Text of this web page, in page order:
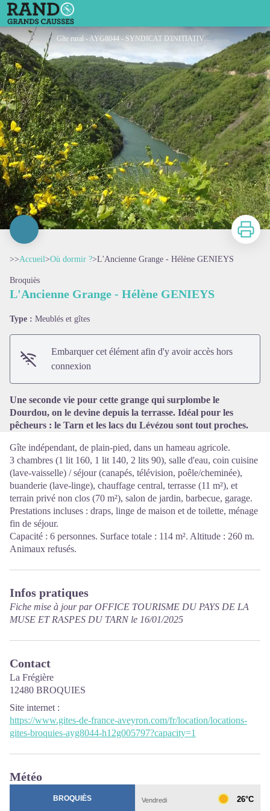
L'Ancienne Grange - Hélène GENIEYS
Gîte rural - AYG8044 - SYNDICAT D'INITIATIVE DES RASPES DU TARN
Voir l'image en plein écran
Imprimer
>>Accueil>Où dormir ?>L'Ancienne Grange - Hélène GENIEYS
Broquiès
L'Ancienne Grange - Hélène GENIEYS
Type : Meublés et gîtes
Embarquer cet élément afin d'y avoir accès hors
connexion
Une seconde vie pour cette grange qui surplombe le
Dourdou, on le devine depuis la terrasse. Idéal pour les
pêcheurs : le Tarn et les lacs du Lévézou sont tout proches.
Gîte indépendant, de plain-pied, dans un hameau agricole.
3 chambres (1 lit 160, 1 lit 140, 2 lits 90), salle d'eau, coin cuisine
(lave-vaisselle) / séjour (canapés, télévision, poêle/cheminée),
buanderie (lave-linge), chauffage central, terrasse (11 m²), et
terrain privé non clos (70 m²), salon de jardin, barbecue, garage.
Prestations incluses : draps, linge de maison et de toilette, ménage
fin de séjour.
Capacité : 6 personnes. Surface totale : 114 m². Altitude : 260 m.
Animaux refusés.
Infos pratiques
Fiche mise à jour par OFFICE TOURISME DU PAYS DE LA
MUSE ET RASPES DU TARN le 16/01/2025
Contact
La Frégière
12480 BROQUIES
Site internet :
https://www.gites-de-france-aveyron.com/fr/location/locations-
gites-broquies-ayg8044-h12g005797?capacity=1
Météo